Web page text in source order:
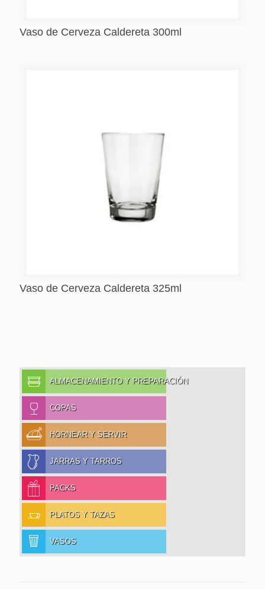
Vaso de Cerveza Caldereta 300ml
Vaso de Cerveza Caldereta 325ml
ALMACENAMIENTO Y PREPARACIÓN
COPAS
HORNEAR Y SERVIR
JARRAS Y TARROS
PACKS
PLATOS Y TAZAS
VASOS